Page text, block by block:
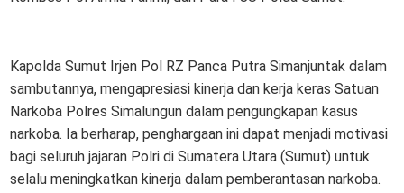
Kapolda Sumut Irjen Pol RZ Panca Putra Simanjuntak dalam
sambutannya, mengapresiasi kinerja dan kerja keras Satuan
Narkoba Polres Simalungun dalam pengungkapan kasus
narkoba. Ia berharap, penghargaan ini dapat menjadi motivasi
bagi seluruh jajaran Polri di Sumatera Utara (Sumut) untuk
selalu meningkatkan kinerja dalam pemberantasan narkoba.